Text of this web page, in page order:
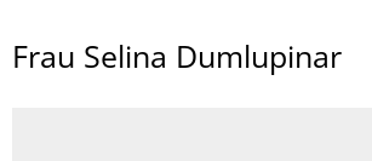
Frau Selina Dumlupinar